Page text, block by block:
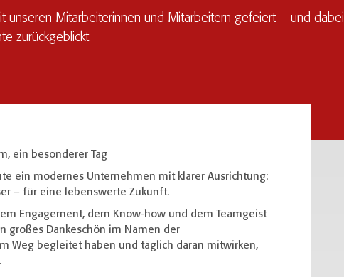
unseren Mitarbeiterinnen und Mitarbeitern gefeiert – und dabei
zurückgeblickt.
ein besonderer Tag
ein modernes Unternehmen mit klarer Ausrichtung:
– für eine lebenswerte Zukunft.
Engagement, dem Know-how und dem Teamgeist
großes Dankeschön im Namen der
Weg begleitet haben und täglich daran mitwirken,